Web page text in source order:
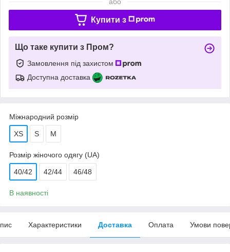
Купити з
Що таке купити з Пром?
Замовлення під захистом
Доступна доставка
Міжнародний розмір
XS S M
Розмір жіночого одягу (UA)
40/42 42/44 46/48
В наявності
Характеристики Доставка Оплата Умови